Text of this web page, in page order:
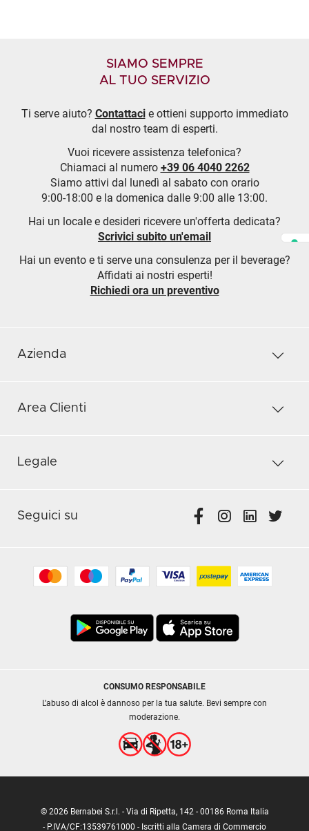
SIAMO SEMPRE
AL TUO SERVIZIO
Ti serve aiuto? Contattacie ottieni supporto immediato
dal nostro team di esperti.
Vuoi ricevere assistenza telefonica?
Chiamaci al numero +39 06 4040 2262
Siamo attivi dal lunedì al sabato con orario
9:00-18:00 e la domenica dalle 9:00 alle 13:00.
Hai un locale e desideri ricevere un'offerta dedicata?
Scrivici subito un'email
Hai un evento e ti serve una consulenza per il beverage?
Affidati ai nostri esperti!
Richiedi ora un preventivo
Azienda
Area Clienti
Legale
Seguici su
CONSUMO RESPONSABILE
L’abuso di alcol è dannoso per la tua salute. Bevi sempre con
moderazione.
© 2026 Bernabei S.r.l. - Via di Ripetta, 142 - 00186 Roma Italia
- P.IVA/CF:13539761000 - Iscritti alla Camera di Commercio